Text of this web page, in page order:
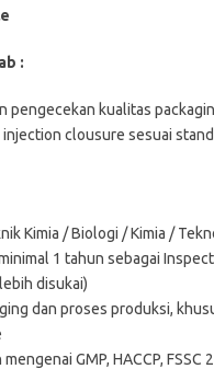
:
pengecekan kualitas
clousure sesuai
Kimia / Biologi / Kimia /
1 tahun sebagai
disukai)
dan proses produksi,
GMP, HACCP, FSSC